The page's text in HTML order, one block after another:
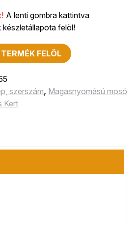
A lenti gombra kattintva
készletállapota felöl!
FELÖL
szerszám, Magasnyomású mosó
Kert